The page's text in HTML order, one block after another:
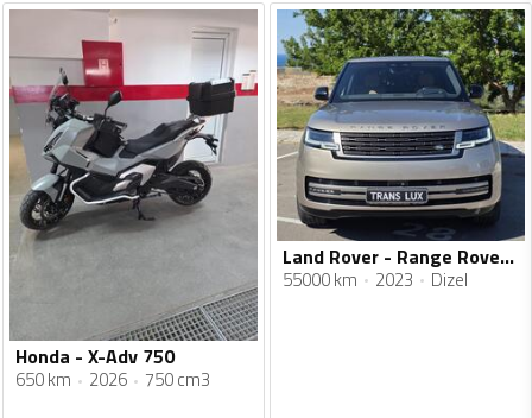
Honda - X-Adv 750
650 km 2026 750 cm3
Land Rover - Range Rover - 3.0d
55000 km 2023 Dizel